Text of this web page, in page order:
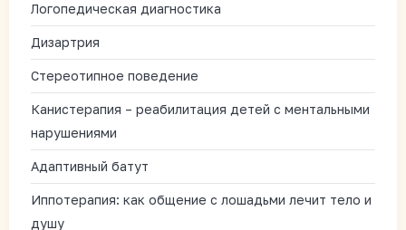
Логопедическая диагностика
Дизартрия
Стереотипное поведение
Канистерапия – реабилитация детей с ментальными
нарушениями
Адаптивный батут
Иппотерапия: как общение с лошадьми лечит тело и
душу